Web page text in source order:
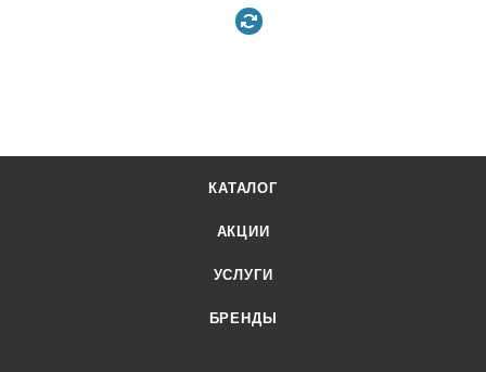
КАТАЛОГ
АКЦИИ
УСЛУГИ
БРЕНДЫ